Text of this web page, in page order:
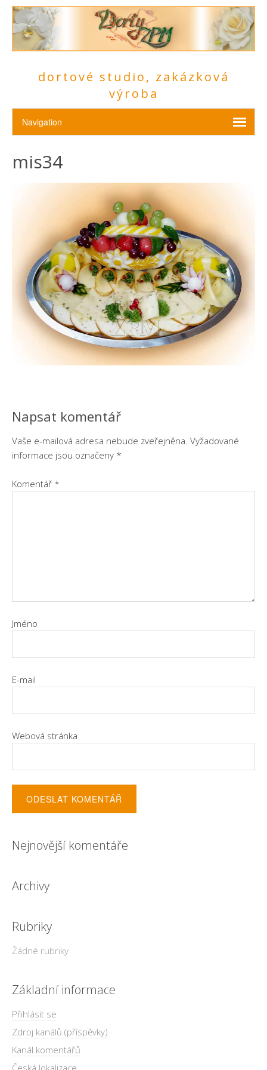
dortové studio, zakázková
výroba
mis34
Napsat komentář
Vaše e-mailová adresa nebude zveřejněna. Vyžadované
informace jsou označeny *
Komentář *
Jméno
E-mail
Webová stránka
Nejnovější komentáře
Archivy
Rubriky
Žádné rubriky
Základní informace
Přihlásit se
Zdroj kanálů (příspěvky)
Kanál komentářů